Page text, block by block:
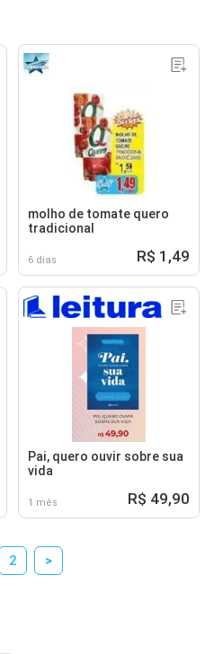
molho de tomate quero
tradicional
6 dias R$ 1,49
Pai, quero ouvir sobre sua
vida
1 mês R$ 49,90
2 >